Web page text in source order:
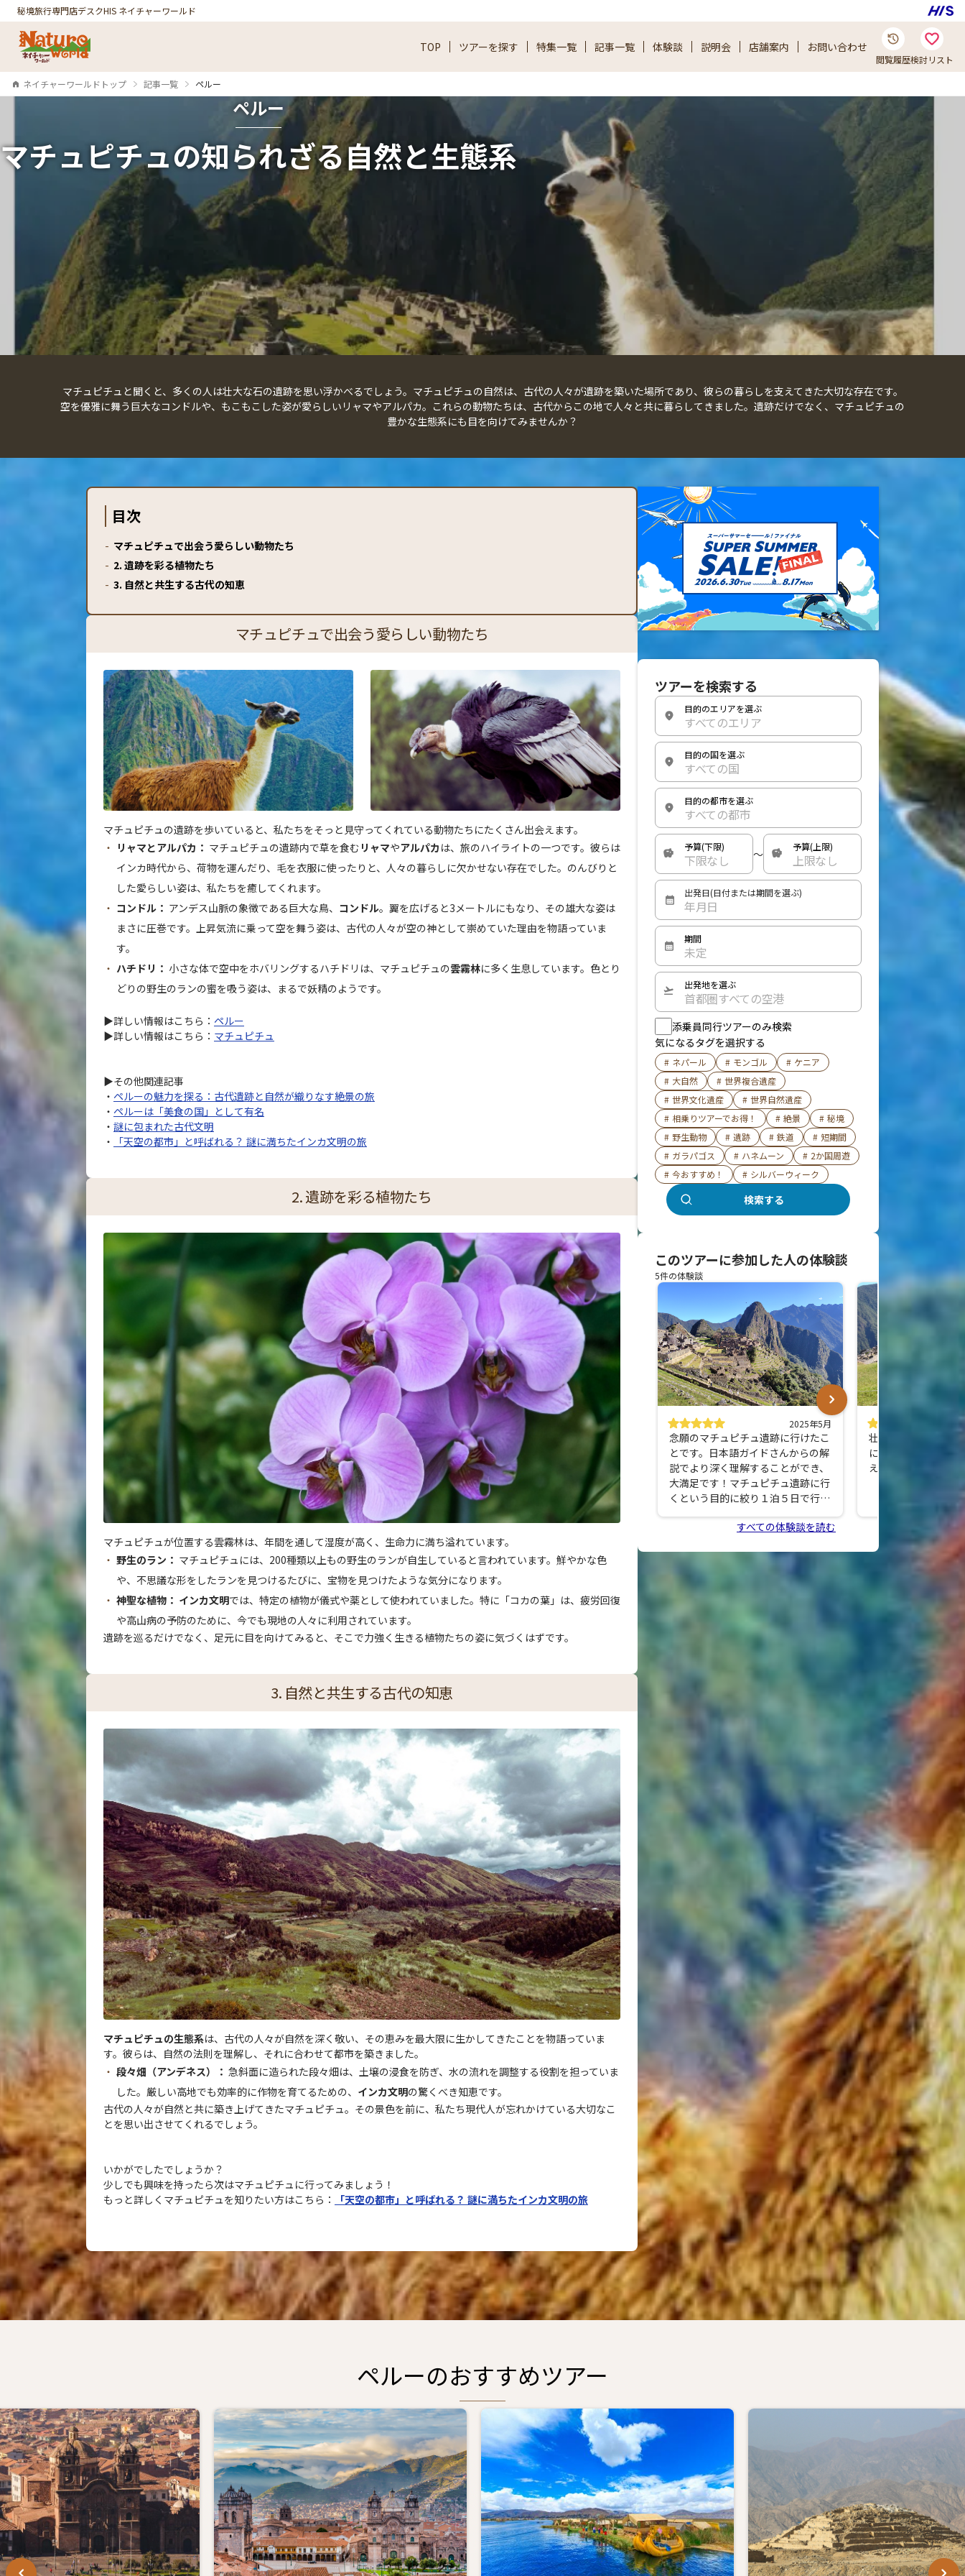
秘境旅行専門店デスクHIS ネイチャーワールド
TOP ツアーを探す 特集一覧 記事一覧 体験談 説明会 店舗案内 お問い合わせ
閲覧履歴検討リスト
ネイチャーワールドトップ
記事一覧 ペルー
ペルー
マチュピチュの知られざる自然と生態系
マチュピチュと聞くと、多くの人は壮大な石の遺跡を思い浮かべるでしょう。マチュピチュの自然は、古代の人々が遺跡を築いた場所であり、彼らの暮らしを支えてきた大切な存在です。
空を優雅に舞う巨大なコンドルや、もこもこした姿が愛らしいリャマやアルパカ。これらの動物たちは、古代からこの地で人々と共に暮らしてきました。遺跡だけでなく、マチュピチュの
豊かな生態系にも目を向けてみませんか？
目次
- マチュピチュで出会う愛らしい動物たち
- 2. 遺跡を彩る植物たち
- 3. 自然と共生する古代の知恵
マチュピチュで出会う愛らしい動物たち
マチュピチュの遺跡を歩いていると、私たちをそっと見守ってくれている動物たちにたくさん出会えます。
リャマとアルパカ： マチュピチュの遺跡内で草を食む リャマやアルパカ は、旅のハイライトの一つです。彼らは
インカ時代から、荷物を運んだり、毛を衣服に使ったりと、人々の暮らしに欠かせない存在でした。のんびりと
した愛らしい姿は、私たちを癒してくれます。
コンドル： アンデス山脈の象徴である巨大な鳥、 コンドル。翼を広げると3メートルにもなり、その雄大な姿は
まさに圧巻です。上昇気流に乗って空を舞う姿は、古代の人々が空の神として崇めていた理由を物語っていま
す。
ハチドリ： 小さな体で空中をホバリングするハチドリは、マチュピチュの雲霧林に多く生息しています。色とり
どりの野生のランの蜜を吸う姿は、まるで妖精のようです。
▶詳しい情報はこちら： ペルー
▶詳しい情報はこちら： マチュピチュ
▶その他関連記事
・ ペルーの魅力を探る：古代遺跡と自然が織りなす絶景の旅
・ ペルーは「美食の国」として有名
・ 謎に包まれた古代文明
・
「天空の都市」と呼ばれる？ 謎に満ちたインカ文明の旅
2. 遺跡を彩る植物たち
マチュピチュが位置する雲霧林は、年間を通して湿度が高く、生命力に満ち溢れています。
野生のラン： マチュピチュには、200種類以上もの野生のランが自生していると言われています。鮮やかな色
や、不思議な形をしたランを見つけるたびに、宝物を見つけたような気分になります。
神聖な植物： インカ文明では、特定の植物が儀式や薬として使われていました。特に「コカの葉」は、疲労回復
や高山病の予防のために、今でも現地の人々に利用されています。
遺跡を巡るだけでなく、足元に目を向けてみると、そこで力強く生きる植物たちの姿に気づくはずです。
3. 自然と共生する古代の知恵
マチュピチュの生態系は、古代の人々が自然を深く敬い、その恵みを最大限に生かしてきたことを物語っていま
す。彼らは、自然の法則を理解し、それに合わせて都市を築きました。
段々畑（アンデネス）： 急斜面に造られた段々畑は、土壌の浸食を防ぎ、水の流れを調整する役割を担っていま
した。厳しい高地でも効率的に作物を育てるための、 インカ文明の驚くべき知恵です。
古代の人々が自然と共に築き上げてきたマチュピチュ。その景色を前に、私たち現代人が忘れかけている大切なこ
とを思い出させてくれるでしょう。
いかがでしたでしょうか？
少しでも興味を持ったら次はマチュピチュに行ってみましょう！
もっと詳しくマチュピチュを知りたい方はこちら：
「天空の都市」と呼ばれる？ 謎に満ちたインカ文明の旅
ツアーを検索する
目的のエリアを選ぶ
すべてのエリア
目的の国を選ぶ
すべての国
目的の都市を選ぶ
すべての都市
予算(下限)
下限なし 〜 予算(上限)
上限なし
出発日(日付または期間を選ぶ)
年月日
期間
未定
出発地を選ぶ
首都圏すべての空港
添乗員同行ツアーのみ検索
気になるタグを選択する
# ネパール # モンゴル # ケニア
# 大自然 # 世界複合遺産
# 世界文化遺産 # 世界自然遺産
# 相乗りツアーでお得！ # 絶景 # 秘境
# 野生動物 # 遺跡 # 鉄道 # 短期間
# ガラパゴス # ハネムーン # 2か国周遊
# 今おすすめ！ # シルバーウィーク
検索する
このツアーに参加した人の体験談
5件の体験談
2025年5月
念願のマチュピチュ遺跡に行けたこ
とです。日本語ガイドさんからの解
説でより深く理解することができ、
大満足です！マチュピチュ遺跡に行
くという目的に絞り１泊５日で行け
るのは、あまり会社を休めない方や
遺跡にだけ行ければという方にピッ
個人手配で行くこともできますが、
移動が多いので全てを自分で行い、
遅延等発生時の対応も行うのは大変
いしていると安心です。
現地通貨は持っていなくて大丈夫で
１ドルで現地通貨でおつりがきま
りません。チップ以外はクレジット
カードのタッチ決済可能です。
壮大な景色に圧倒さ
にいることが不思議
えるのでダウンが必
すべての体験談を読む
ペルーのおすすめツアー